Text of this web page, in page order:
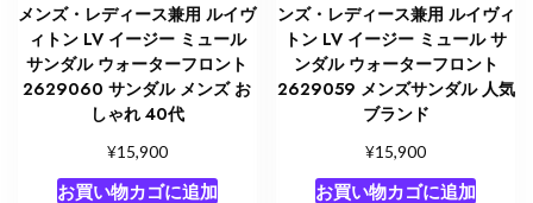
メンズ・レディース兼用 ルイヴ
ィトン LV イージー ミュール
サンダル ウォーターフロント
2629060 サンダル メンズ お
しゃれ 40代
¥15,900
お買い物カゴに追加
ンズ・レディース兼用 ルイヴィ
トン LV イージー ミュール サ
ンダル ウォーターフロント
2629059 メンズサンダル 人気
ブランド
¥15,900
お買い物カゴに追加